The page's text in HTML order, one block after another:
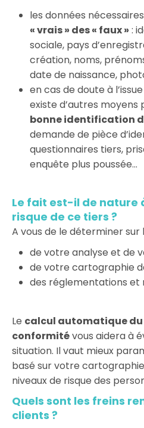
les données
« vrais » des « faux » :
sociale, pays
création, noms,
date de naissance,
en cas de doute à
existe d’autres moyens
bonne identification
demande de pièce
questionnaires tiers,
enquête plus poussée…
Le fait est-il de nature
risque de ce tiers ?
A vous de le déterminer sur
de votre analyse et de
de votre cartographie
des réglementations et
Le calcul automatique du
conformitévous aidera à
situation. Il vaut mieux
basé sur votre
niveaux de risque des
Quels sont les freins
clients ?